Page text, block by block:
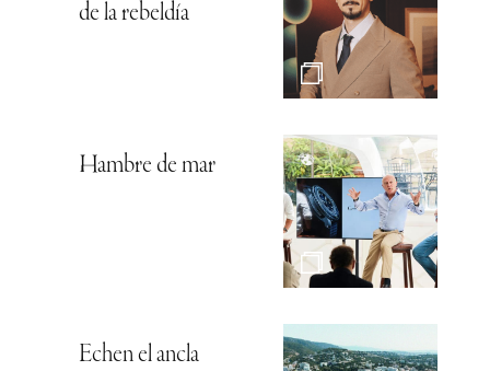
de la rebeldía
Hambre de mar
Echen el ancla